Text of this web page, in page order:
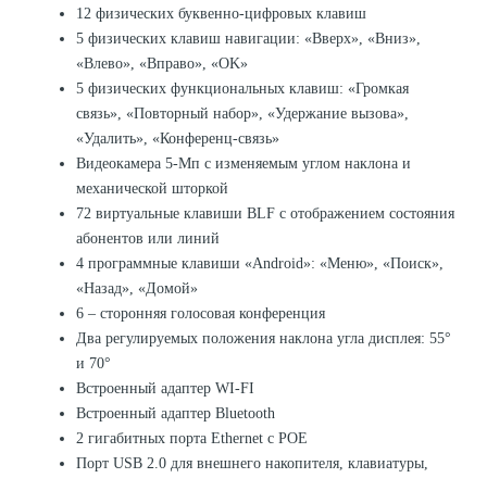
12 физических буквенно-цифровых клавиш
5 физических клавиш навигации: «Вверх», «Вниз»,
«Влево», «Вправо», «OK»
5 физических функциональных клавиш: «Громкая
связь», «Повторный набор», «Удержание вызова»,
«Удалить», «Конференц-связь»
Видеокамера 5-Мп с изменяемым углом наклона и
механической шторкой
72 виртуальные клавиши BLF с отображением состояния
абонентов или линий
4 программные клавиши «Android»: «Меню», «Поиск»,
«Назад», «Домой»
6 – сторонняя голосовая конференция
Два регулируемых положения наклона угла дисплея: 55°
и 70°
Встроенный адаптер WI-FI
Встроенный адаптер Bluetooth
2 гигабитных порта Ethernet с РОЕ
Порт USB 2.0 для внешнего накопителя, клавиатуры,